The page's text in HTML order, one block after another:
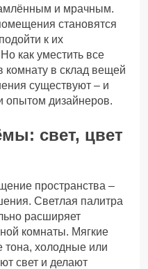
и мрачным.
становятся
к их
как уместить все
комнату в склад вещей
существуют – и
опытом дизайнеров.
свет, цвет
пространства –
Светлая палитра
расширяет
комнаты. Мягкие
тона, холодные или
свет и делают